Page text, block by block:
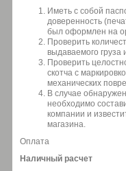
Иметь с собой
доверенность
был оформлен на
Проверить
выдаваемого груза
Проверить
скотча с
механических
В случае
необходимо
компании и
магазина.
Оплата
Наличный расчет